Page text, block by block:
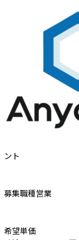
ント
募集職種営業
希望単価